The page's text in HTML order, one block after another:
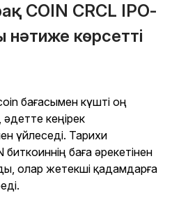
COIN CRCL IPO-
нәтиже көрсетті
бағасымен күшті оң
кеңірек
үйлеседі. Тарихи
баға әрекетінен
олар жетекші қадамдарға